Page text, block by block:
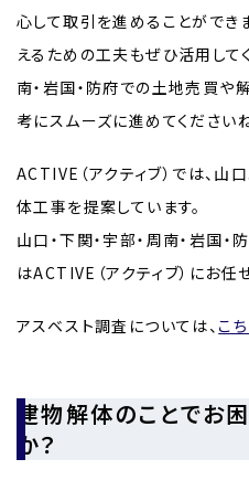
心して取引を進めることができ
えるための工夫もぜひ活用して
南・岩国・防府での土地売買や
考にスムーズに進めてくださいね
ACTIVE（アクティブ）では、山
体工事を提案しています。
山口・下関・宇部・周南・岩国・
はACTIVE（アクティブ）にお任せ
アスベスト調査については、 こ
建物解体のことでお
か？